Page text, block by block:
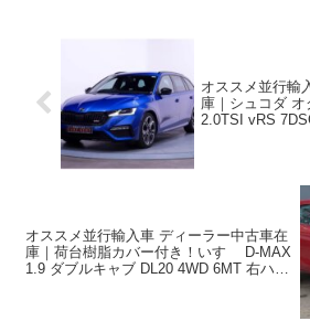
オススメ並行輸
庫｜シュコダ オ
2.0TSI vRS
オススメ並行輸入車 ディーラー中古車在
庫｜荷台樹脂カバー付き！いすゞ D-MAX
1.9 ダブルキャブ DL20 4WD 6MT 右ハン